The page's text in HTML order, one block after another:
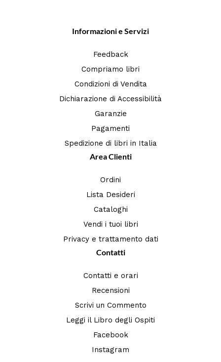
Informazioni e Servizi
Feedback
Compriamo libri
Condizioni di Vendita
Dichiarazione di Accessibilità
Garanzie
Pagamenti
Spedizione di libri in Italia
Area Clienti
Ordini
Lista Desideri
Cataloghi
Vendi i tuoi libri
Privacy e trattamento dati
Contatti
Contatti e orari
Recensioni
Scrivi un Commento
Leggi il Libro degli Ospiti
Facebook
Instagram